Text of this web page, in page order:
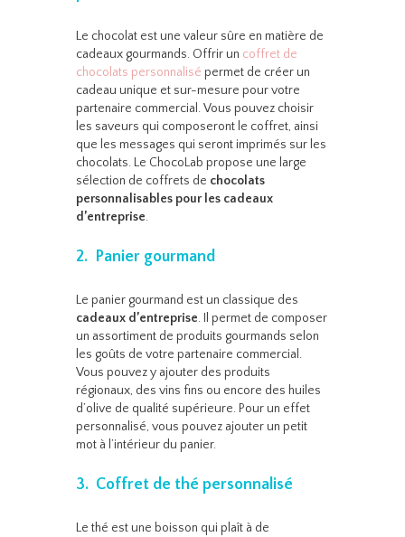
Le chocolat est une valeur sûre en matière de
cadeaux gourmands. Offrir un coffret de
chocolats personnalisé permet de créer un
cadeau unique et sur-mesure pour votre
partenaire commercial. Vous pouvez choisir
les saveurs qui composeront le coffret, ainsi
que les messages qui seront imprimés sur les
chocolats. Le ChocoLab propose une large
sélection de coffrets de chocolats
personnalisables pour les cadeaux
d’entreprise.
2. Panier gourmand
Le panier gourmand est un classique des
cadeaux d’entreprise. Il permet de composer
un assortiment de produits gourmands selon
les goûts de votre partenaire commercial.
Vous pouvez y ajouter des produits
régionaux, des vins fins ou encore des huiles
d’olive de qualité supérieure. Pour un effet
personnalisé, vous pouvez ajouter un petit
mot à l’intérieur du panier.
3. Coffret de thé personnalisé
Le thé est une boisson qui plaît à de